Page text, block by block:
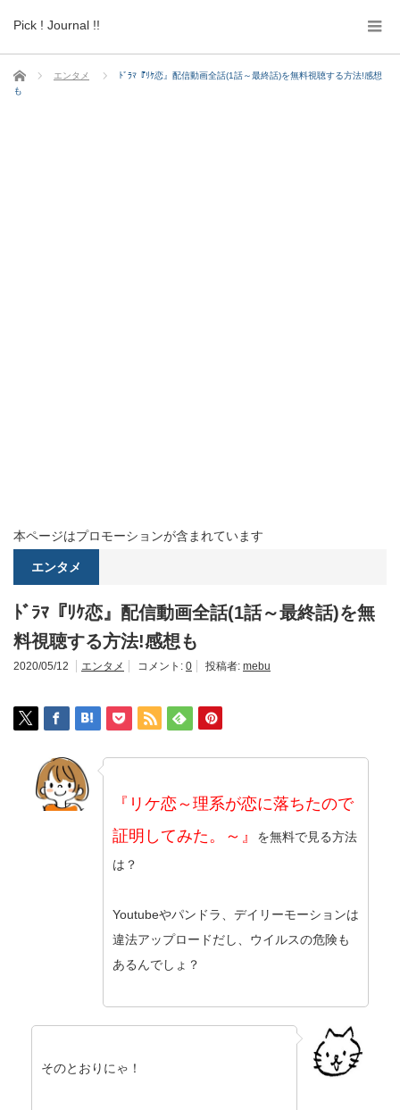
Pick ! Journal !!
ホーム エンタメ
ﾄﾞﾗﾏ『ﾘｹ恋』配信動画全話(1話～最終話)を無料視聴する方法!感想
も
本ページはプロモーションが含まれています
エンタメ
ﾄﾞﾗﾏ『ﾘｹ恋』配信動画全話(1話～最終話)を無
料視聴する方法!感想も
2020/05/12 エンタメ コメント: 0 投稿者: mebu
『リケ恋～理系が恋に落ちたので
証明してみた。～』
を無料で見る方法
は？
Youtubeやパンドラ、デイリーモーションは
違法アップロードだし、ウイルスの危険も
あるんでしょ？
そのとおりにゃ！